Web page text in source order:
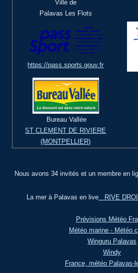
Ville de
Palavas Les Flots
https://pass.sports.gouv.fr
Bureau Vallée
ST CLEMENT DE RIVIERE
(MONTPELLIER)
Nous avons 34 invités et un membre en
La mer à Palavas en live RIVE
Prévisions Météo
Météo marine - Météo
Winguru Palavas
Windy
France, météo Palavas-